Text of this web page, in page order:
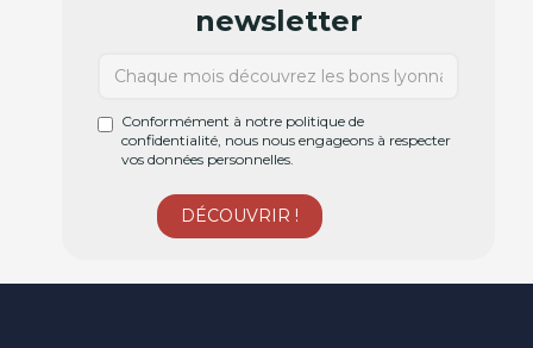
newsletter
Conformément à notre politique de
confidentialité, nous nous engageons à respecter
vos données personnelles.